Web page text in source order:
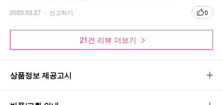
2020.03.27 신고하기 0
21건 리뷰 더보기
상품정보 제공고시